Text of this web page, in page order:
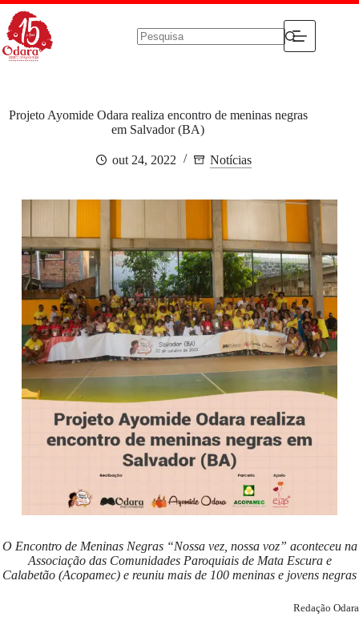
Pular
para
conteúdo
Projeto Ayomide Odara realiza encontro de meninas negras
em Salvador (BA)
out 24, 2022 Notícias
O Encontro de Meninas Negras “Nossa vez, nossa voz” aconteceu na
Associação das Comunidades Paroquiais de Mata Escura e
Calabetão (Acopamec) e reuniu mais de 100 meninas e jovens negras
Redação Odara